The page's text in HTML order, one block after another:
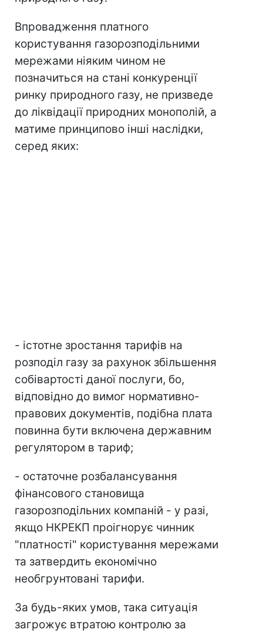
Впровадження платного
користування газорозподільними
мережами ніяким чином не
позначиться на стані конкуренції
ринку природного газу, не призведе
до ліквідації природних монополій, а
матиме принципово інші наслідки,
серед яких:
- істотне зростання тарифів на
розподіл газу за рахунок збільшення
собівартості даної послуги, бо,
відповідно до вимог нормативно-
правових документів, подібна плата
повинна бути включена державним
регулятором в тариф;
- остаточне розбалансування
фінансового становища
газорозподільних компаній - у разі,
якщо НКРЕКП проігнорує чинник
"платності" користування мережами
та затвердить економічно
необгрунтовані тарифи.
За будь-яких умов, така ситуація
загрожує втратою контролю за